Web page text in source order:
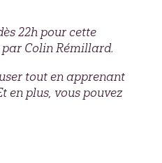
22h pour cette
Colin Rémillard.
tout en apprenant
en plus, vous pouvez